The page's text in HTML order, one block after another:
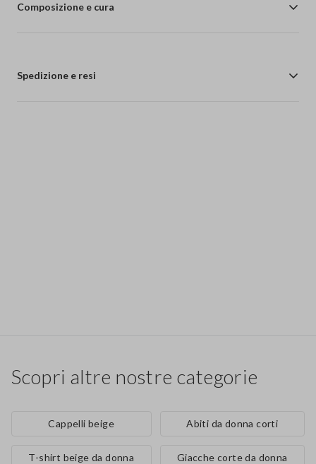
Composizione e cura
Spedizione e resi
Scopri altre nostre categorie
Cappelli beige Abiti da donna corti
T-shirt beige da donna Giacche corte da donna